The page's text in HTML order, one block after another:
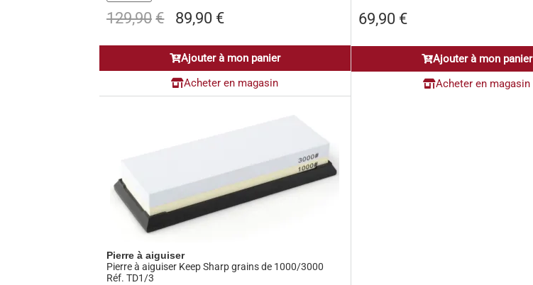
129,90 €
Le
initial
était :
129,90€.
89,90 €Le
actuel
est :
89,90€.
Ajouter à mon panier
Acheter en magasin
69,90 €
Ajouter à mon panier
Acheter en magasin
Pierre à aiguiser
Pierre à aiguiser Keep Sharp grains de 1000/3000
Réf. TD1/3